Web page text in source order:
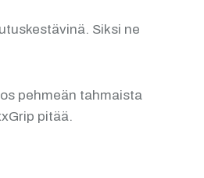
Siksi ne
pehmeän tahmaista
pitää.